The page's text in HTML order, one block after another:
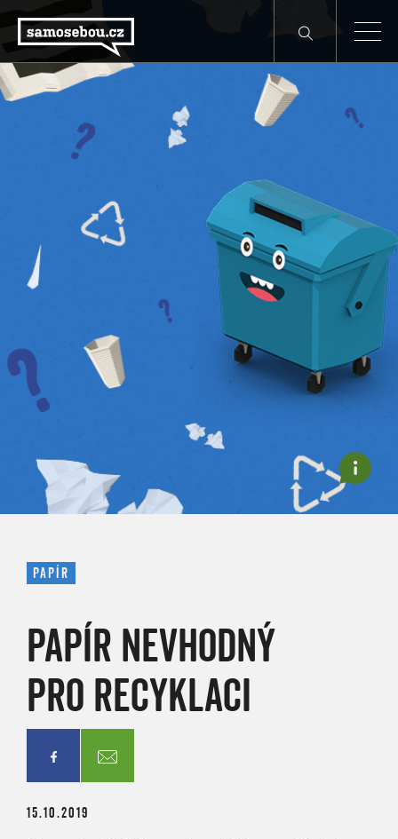
PAPÍR
PAPÍR NEVHODNÝ
PRO RECYKLACI
15.10.2019